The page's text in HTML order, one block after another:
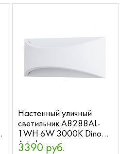
Настенный уличный
светильник A8288AL-
1WH 6W 3000K Dino
Arte Lamp
3390 руб.